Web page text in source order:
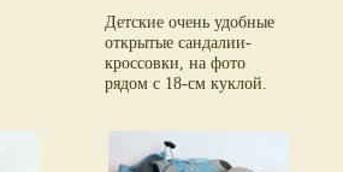
Детские очень удобные
открытые сандалии-
кроссовки, на фото
рядом с 18-см куклой.